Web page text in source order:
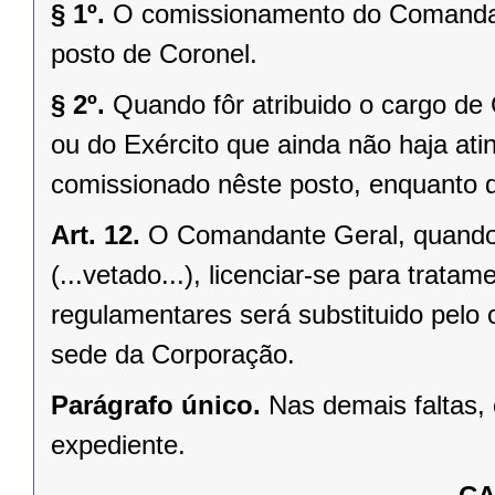
§ 1º. O comissionamento do
posto de Coronel.
§ 2º. Quando fôr atribuido o cargo
ou do Exército que ainda não haja
comissionado nêste posto, enquanto
Art. 12. O Comandante Geral,
(...vetado...), licenciar-se para
regulamentares será substituido
sede da Corporação.
Parágrafo único. Nas demais
expediente.